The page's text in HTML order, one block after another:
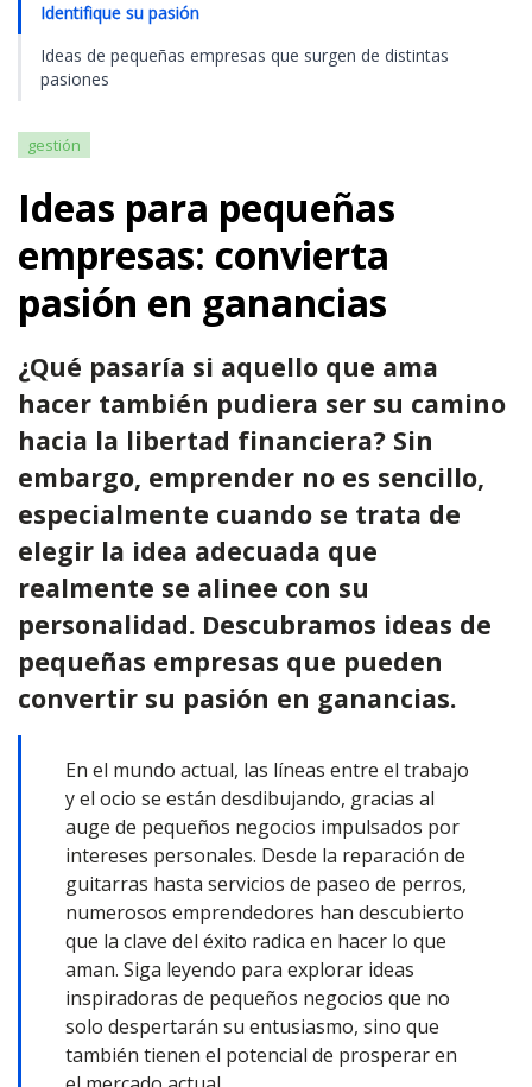
Identifique su pasión
Ideas de pequeñas empresas que surgen de distintas
pasiones
gestión
Ideas para pequeñas
empresas: convierta
pasión en ganancias
¿Qué pasaría si aquello que ama
hacer también pudiera ser su camino
hacia la libertad financiera? Sin
embargo, emprender no es sencillo,
especialmente cuando se trata de
elegir la idea adecuada que
realmente se alinee con su
personalidad. Descubramos ideas de
pequeñas empresas que pueden
convertir su pasión en ganancias.
En el mundo actual, las líneas entre el trabajo
y el ocio se están desdibujando, gracias al
auge de pequeños negocios impulsados por
intereses personales. Desde la reparación de
guitarras hasta servicios de paseo de perros,
numerosos emprendedores han descubierto
que la clave del éxito radica en hacer lo que
aman. Siga leyendo para explorar ideas
inspiradoras de pequeños negocios que no
solo despertarán su entusiasmo, sino que
también tienen el potencial de prosperar en